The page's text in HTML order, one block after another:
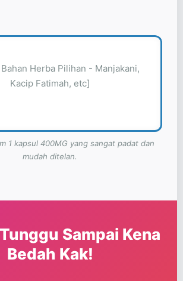
Herba Pilihan - Manjakani,
Kacip Fatimah, etc]
1 kapsul 400MG yang sangat padat dan
mudah ditelan.
Sampai Kena
Bedah Kak!